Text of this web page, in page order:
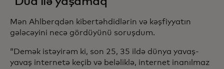
Mən Ahlberqdən kibertəhdidlərin və kəşfiyyatın
gələcəyini necə gördüyünü soruşdum.
“Demək istəyirəm ki, son 25, 35 ildə dünya yavaş-
yavaş internetə keçib və beləliklə, internet inanılmaz